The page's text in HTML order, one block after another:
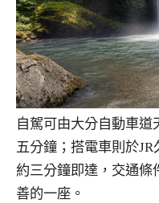
自駕可由大分自動車
五分鐘；搭電車則於
約三分鐘即達，交通條
善的一座。